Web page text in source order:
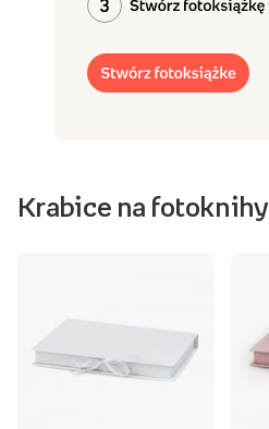
Krabice na fotoknihy